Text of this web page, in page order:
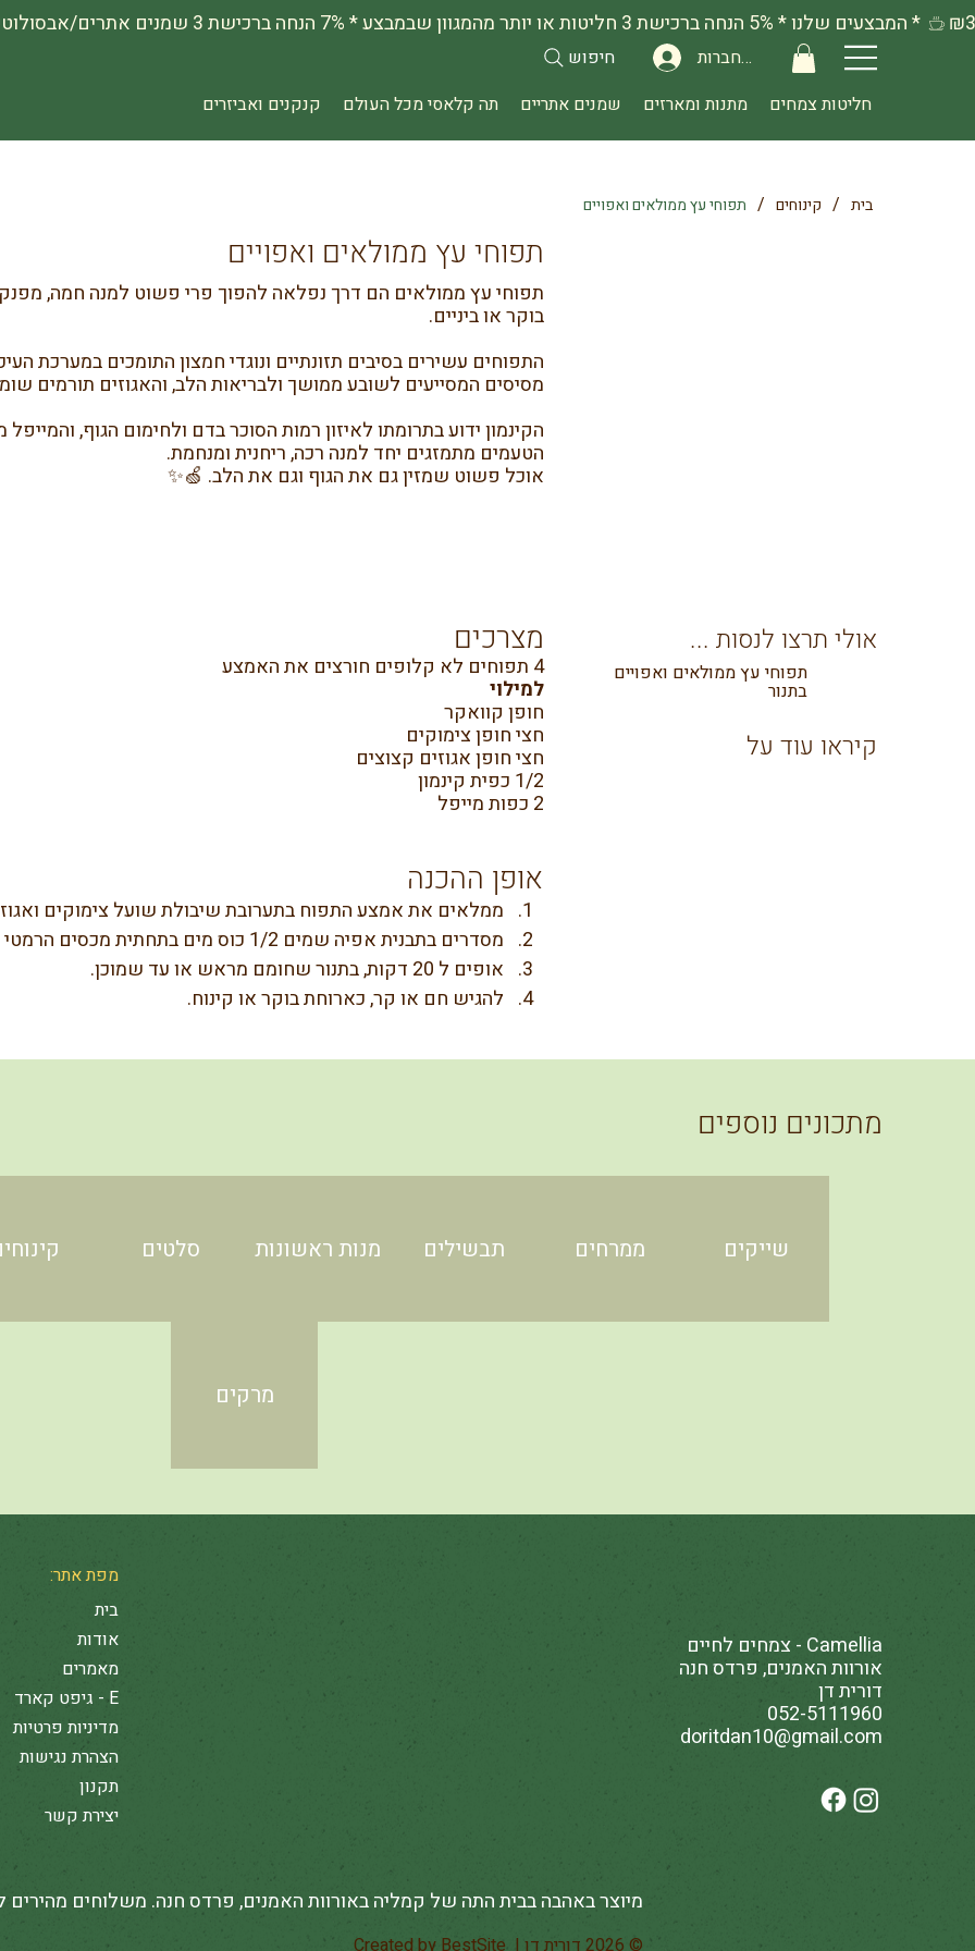
להתחברות
חיפוש
חליטות צמחים
מתנות ומארזים שמנים אתריים תה קלאסי מכל העולם קנקנים ואביזרים
בית / קינוחים / תפוחי עץ ממולאים ואפויים
תפוחי עץ ממולאים ואפויים
תפוחי עץ ממולאים הם דרך נפלאה להפוך פרי פשוט למנה חמה,
בוקר או ביניים.
התפוחים עשירים בסיבים תזונתיים ונוגדי חמצון התומכים במערכת
מסיסים המסייעים לשובע ממושך ולבריאות הלב, והאגוזים תורמים
הקינמון ידוע בתרומתו לאיזון רמות הסוכר בדם ולחימום הגוף,
הטעמים מתמזגים יחד למנה רכה, ריחנית ומנחמת.
אוכל פשוט שמזין גם את הגוף וגם את הלב. 🍏✨
אולי תרצו לנסות ...
תפוחי עץ ממולאים ואפויים
בתנור
קיראו עוד על
מצרכים
4 תפוחים לא קלופים חורצים את האמצע
למילוי
חופן קוואקר
חצי חופן צימוקים
חצי חופן אגוזים קצוצים
1/2 כפית קינמון
2 כפות מייפל
אופן ההכנה
ממלאים את אמצע התפוח בתערובת שיבולת שועל צימוקים
מסדרים בתבנית אפיה שמים 1/2 כוס מים בתחתית מכסים הרמטי (אני אוהבת לאפות בתבנית בפיירקס).
אופים ל 20 דקות, בתנור שחומם מראש או עד שמוכן.
להגיש חם או קר, כארוחת בוקר או קינוח.
מתכונים נוספים
שייקים ממרחים תבשילים מנות ראשונות סלטים
מרקים
מפת אתר:
בית
אודות
מאמרים
E - גיפט קארד
מדיניות פרטיות
הצהרת נגישות
תקנון
יצירת קשר
Camellia - צמחים לחיים
אורוות האמנים, פרדס חנה
דורית דן
052-5111960
doritdan10@gmail.com
מיוצר באהבה בבית התה של קמליה באורוות האמנים, פרדס חנה. משלוחים
© 2026 דורית דן | Created by BestSite